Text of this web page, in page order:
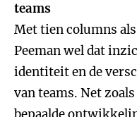
teams
Met tien columns
Peeman wel dat
identiteit en de
van teams. Net